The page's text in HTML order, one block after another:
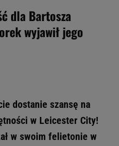
dla Bartosza
wyjawił jego
dostanie szansę na
w Leicester City!
w swoim felietonie w